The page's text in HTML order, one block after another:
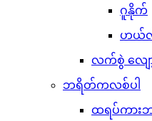
ဂူနိုက်
ဟယ်
လက်စွဲ လျေ
ဘရိတ်ကလစ်ပါ
ထရပ်ကားဘ